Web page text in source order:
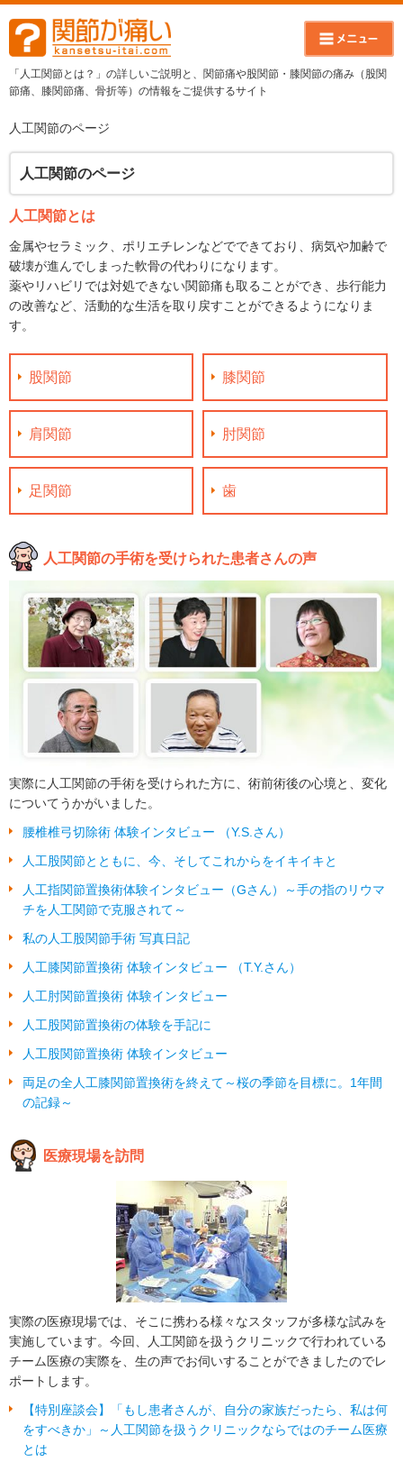
「人工関節とは？」の詳しいご説明と、関節痛や股関節・膝関節の痛み（股関
節痛、膝関節痛、骨折等）の情報をご提供するサイト
人工関節のページ
人工関節のページ
人工関節とは
金属やセラミック、ポリエチレンなどでできており、病気や加齢で
破壊が進んでしまった軟骨の代わりになります。
薬やリハビリでは対処できない関節痛も取ることができ、歩行能力
の改善など、活動的な生活を取り戻すことができるようになりま
す。
股関節 膝関節
肩関節 肘関節
足関節 歯
人工関節の手術を受けられた患者さんの声
実際に人工関節の手術を受けられた方に、術前術後の心境と、変化
についてうかがいました。
腰椎椎弓切除術 体験インタビュー （Y.S.さん）
人工股関節とともに、今、そしてこれからをイキイキと
人工指関節置換術体験インタビュー（Gさん）～手の指のリウマ
チを人工関節で克服されて～
私の人工股関節手術 写真日記
人工膝関節置換術 体験インタビュー （T.Y.さん）
人工肘関節置換術 体験インタビュー
人工股関節置換術の体験を手記に
人工股関節置換術 体験インタビュー
両足の全人工膝関節置換術を終えて～桜の季節を目標に。1年間
の記録～
医療現場を訪問
実際の医療現場では、そこに携わる様々なスタッフが多様な試みを
実施しています。今回、人工関節を扱うクリニックで行われている
チーム医療の実際を、生の声でお伺いすることができましたのでレ
ポートします。
【特別座談会】「もし患者さんが、自分の家族だったら、私は何
をすべきか」～人工関節を扱うクリニックならではのチーム医療
とは